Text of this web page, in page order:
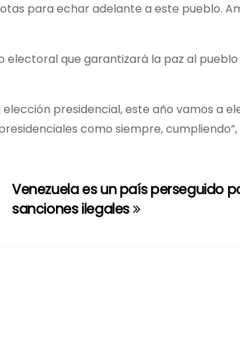
para echar adelante a este pueblo.
electoral que garantizará la paz al pueblo
presidencial, este año vamos a
como siempre,
Venezuela es un país perseguido
sanciones ilegales